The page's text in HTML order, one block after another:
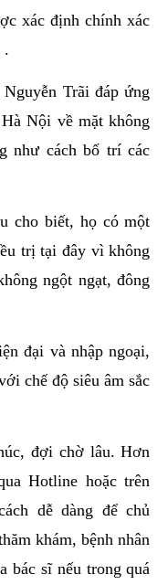
xác định chính xác
.
Trãi đáp ứng
Nội về mặt không
như cách bố trí các
cho biết, họ có một
trị tại đây vì không
ngột ngạt, đông
đại và nhập ngoại,
chế độ siêu âm sắc
đợi chờ lâu. Hơn
Hotline hoặc trên
dễ dàng để chủ
khám, bệnh nhân
bác sĩ nếu trong quá